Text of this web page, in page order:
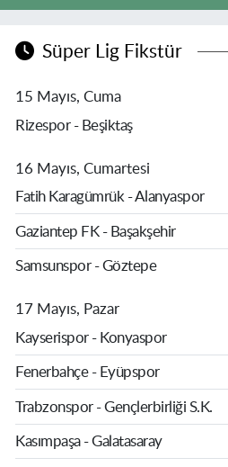
Süper Lig Fikstür
15 Mayıs, Cuma
Rizespor - Beşiktaş
16 Mayıs, Cumartesi
Fatih Karagümrük - Alanyaspor
Gaziantep FK - Başakşehir
Samsunspor - Göztepe
17 Mayıs, Pazar
Kayserispor - Konyaspor
Fenerbahçe - Eyüpspor
Trabzonspor - Gençlerbirliği S.K.
Kasımpaşa - Galatasaray